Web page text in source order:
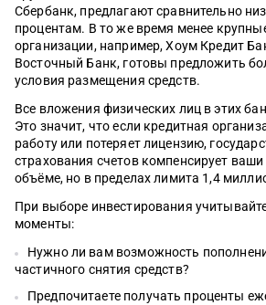
Сбербанк, предлагают сравнительно
процентам. В то же время менее
организации, например, Хоум Кредит
Восточный Банк, готовы предложить
условия размещения средств.
Все вложения физических лиц в этих
Это значит, что если кредитная
работу или потеряет лицензию,
страхования счетов компенсирует
объёме, но в пределах лимита 1,4
При выборе инвестирования
моменты:
Нужно ли вам возможность
частичного снятия средств?
Предпочитаете получать проценты